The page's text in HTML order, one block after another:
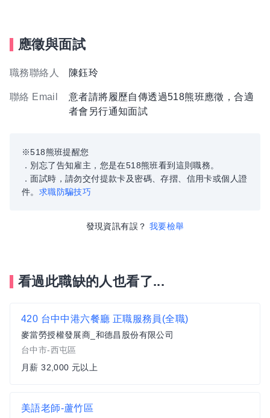
應徵與面試
職務聯絡人 陳鈺玲
聯絡 Email
意者請將履歷自傳透過518熊班應徵，合適
者會另行通知面試
※518熊班提醒您
．別忘了告知雇主，您是在518熊班看到這則職務。
．面試時，請勿交付提款卡及密碼、存摺、信用卡或個人證
件。 求職防騙技巧
發現資訊有誤？ 我要檢舉
看過此職缺的人也看了...
420 台中中港六餐廳 正職服務員(全職)
麥當勞授權發展商_和德昌股份有限公司
台中市-西屯區
月薪 32,000 元以上
美語老師-蘆竹區